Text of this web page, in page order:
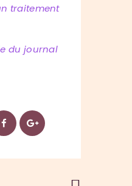
traitement
du journal